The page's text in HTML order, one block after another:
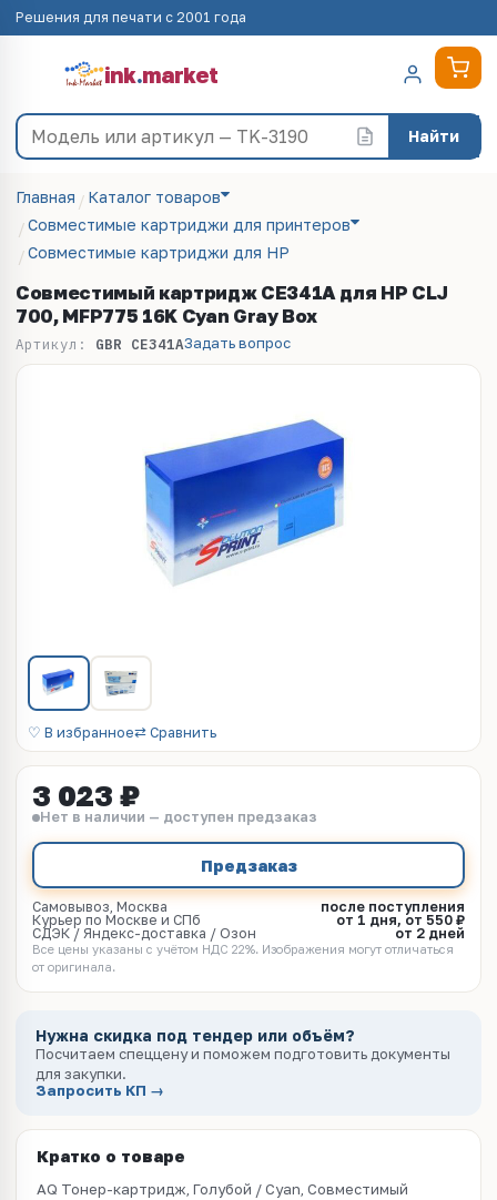
Решения для печати с 2001 года
ink.market
Найти
Главная
Каталог товаров
Совместимые картриджи для принтеров
Совместимые картриджи для HP
Совместимый картридж CE341A для HP СLJ
700, MFP775 16K Cyan Gray Box
Артикул: GBR CE341AЗадать вопрос
♡ В избранное⇄ Сравнить
3 023 ₽
Нет в наличии — доступен предзаказ
Предзаказ
Самовывоз, Москва
после поступления
Курьер по Москве и СПб
от 1 дня, от 550 ₽
СДЭК / Яндекс-доставка / Озон
от 2 дней
Все цены указаны с учётом НДС 22%. Изображения могут отличаться
от оригинала.
Нужна скидка под тендер или объём?
Посчитаем спеццену и поможем подготовить документы
для закупки.
Запросить КП →
Кратко о товаре
AQ Тонер-картридж, Голубой / Cyan, Совместимый